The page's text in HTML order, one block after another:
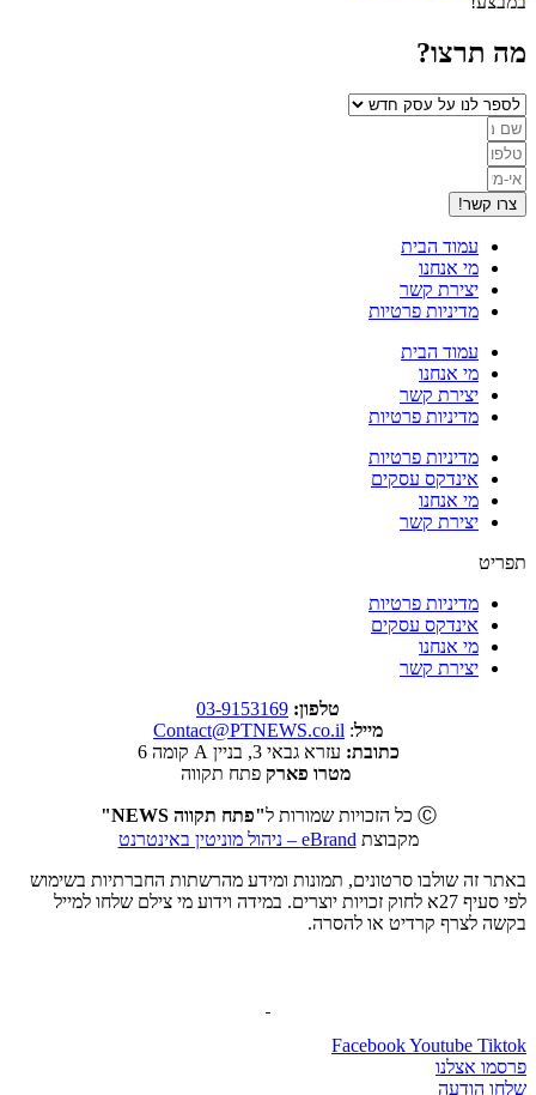
מה תרצו?
צרו קשר!
עמוד הבית
מי אנחנו
יצירת קשר
מדיניות פרטיות
עמוד הבית
מי אנחנו
יצירת קשר
מדיניות פרטיות
מדיניות פרטיות
אינדקס עסקים
מי אנחנו
יצירת קשר
תפריט
מדיניות פרטיות
אינדקס עסקים
מי אנחנו
יצירת קשר
טלפון: 03-9153169
מייל:
Contact@PTNEWS.co.il
כתובת: עזרא גבאי 3, בניין A קומה 6
מטרו פארק פתח תקווה
Ⓒ כל הזכויות שמורות ל
"פתח תקווה NEWS"
מקבוצת eBrand – ניהול מוניטין באינטרנט
באתר זה שולבו סרטונים, תמונות ומידע מהרשתות החברתיות בשימוש
לפי סעיף 27א לחוק זכויות יוצרים. במידה וידוע מי צילם שלחו למייל
בקשה לצרף קרדיט או להסרה.
FacebookYoutube Tiktok
פרסמו אצלנו
שלחו הודעה